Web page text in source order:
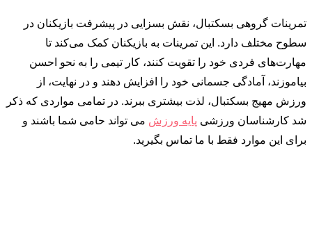
تمرینات گروهی بسکتبال، نقش بسزایی در پیشرفت بازیکنان در
سطوح مختلف دارد. این تمرینات به بازیکنان کمک می‌کند تا
مهارت‌های فردی خود را تقویت کنند، کار تیمی را به نحو احسن
بیاموزند، آمادگی جسمانی خود را افزایش دهند و در نهایت، از
ورزش مهیج بسکتبال، لذت بیشتری ببرند. در تمامی مواردی که ذکر
شد کارشناسان ورزشی پایه ورزش می تواند حامی شما باشند و
برای این موارد فقط با ما تماس بگیرید.